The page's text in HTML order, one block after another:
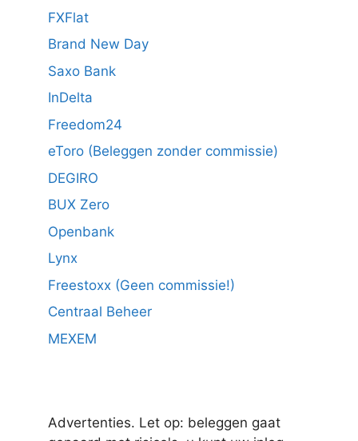
FXFlat
Brand New Day
Saxo Bank
InDelta
Freedom24
eToro (Beleggen zonder commissie)
DEGIRO
BUX Zero
Openbank
Lynx
Freestoxx (Geen commissie!)
Centraal Beheer
MEXEM
Advertenties. Let op: beleggen gaat